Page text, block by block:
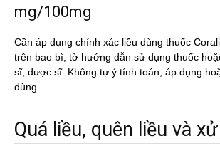
mg/100mg
Cần áp dụng chính xác liều dùng thuốc
trên bao bì, tờ hướng dẫn sử dụng thuốc
sĩ, dược sĩ. Không tự ý tính toán, áp dụng
dùng.
Quá liều, quên liều và